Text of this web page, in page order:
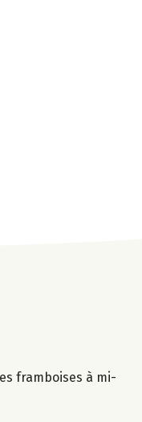
framboises à mi-